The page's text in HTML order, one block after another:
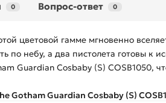
0 Вопрос-ответ 0
цветовой гамме мгновенно
по небу, а два пистолета готовы
Guardian Cosbaby (S) COSB1050,
Gotham Guardian Cosbaby (S)